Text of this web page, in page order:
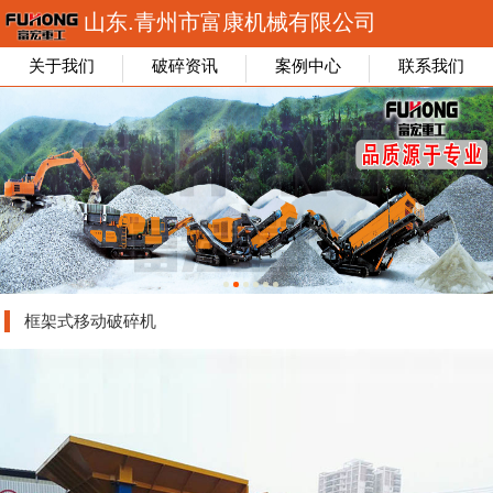
山东.青州市富康机械有限公司
关于我们 破碎资讯 案例中心 联系我们
框架式移动破碎机